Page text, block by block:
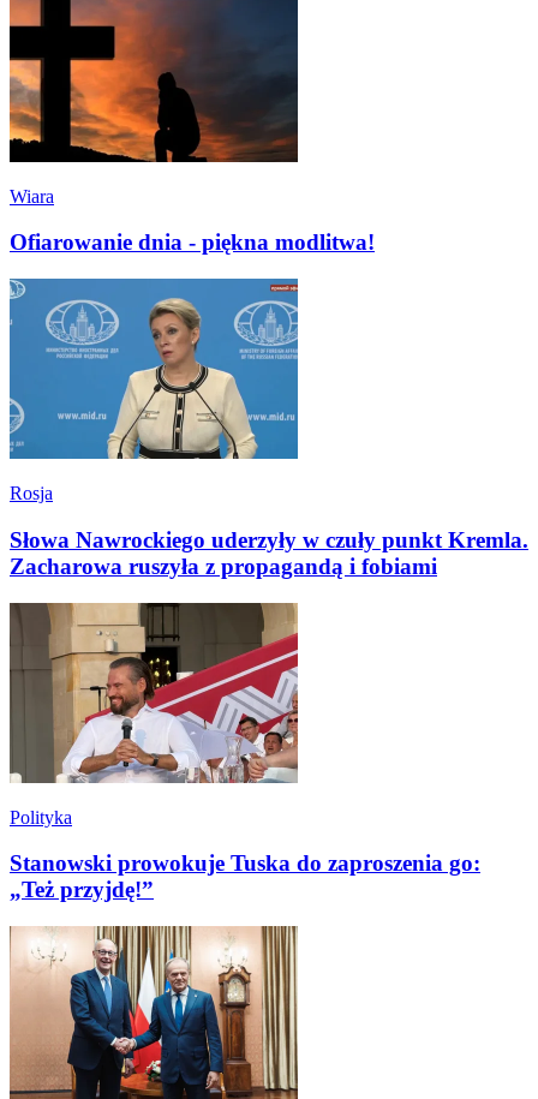
Wiara
Ofiarowanie dnia - piękna modlitwa!
Rosja
Słowa Nawrockiego uderzyły w czuły punkt Kremla.
Zacharowa ruszyła z propagandą i fobiami
Polityka
Stanowski prowokuje Tuska do zaproszenia go:
„Też przyjdę!”